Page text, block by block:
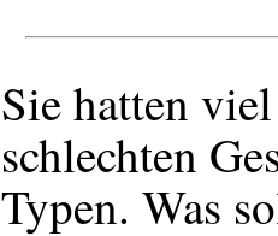
Sie hatten
schlechten
Typen. Was